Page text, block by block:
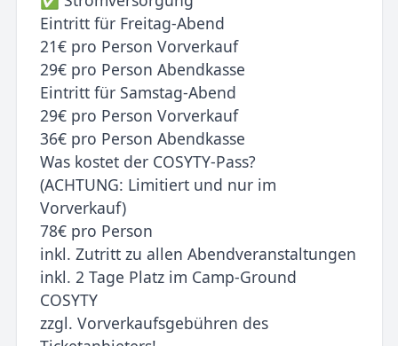
Eintritt für Freitag-Abend
21€ pro Person Vorverkauf
29€ pro Person Abendkasse
Eintritt für Samstag-Abend
29€ pro Person Vorverkauf
36€ pro Person Abendkasse
Was kostet der COSYTY-Pass?
(ACHTUNG: Limitiert und nur im
Vorverkauf)
78€ pro Person
inkl. Zutritt zu allen Abendveranstaltungen
inkl. 2 Tage Platz im Camp-Ground
COSYTY
zzgl. Vorverkaufsgebühren des